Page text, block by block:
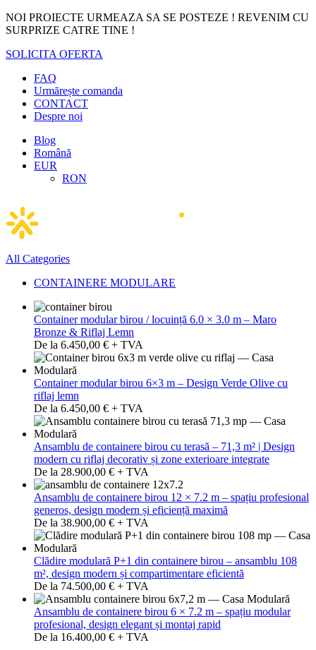
NOI PROIECTE URMEAZA SA SE POSTEZE ! REVENIM CU
SURPRIZE CATRE TINE !
SOLICITA OFERTA
FAQ
Urmărește comanda
CONTACT
Despre noi
Blog
Română
EUR
RON
All Categories
CONTAINERE MODULARE
Container modular birou / locuință 6.0 × 3.0 m – Maro
Bronze & Riflaj Lemn
De la 6.450,00 € + TVA
Container modular birou 6×3 m – Design Verde Olive cu
riflaj lemn
De la 6.450,00 € + TVA
Ansamblu de containere birou cu terasă – 71,3 m² | Design
modern cu riflaj decorativ și zone exterioare integrate
De la 28.900,00 € + TVA
Ansamblu de containere birou 12 × 7.2 m – spațiu profesional
generos, design modern și eficiență maximă
De la 38.900,00 € + TVA
Clădire modulară P+1 din containere birou – ansamblu 108
m², design modern și compartimentare eficientă
De la 74.500,00 € + TVA
Ansamblu de containere birou 6 × 7.2 m – spațiu modular
profesional, design elegant și montaj rapid
De la 16.400,00 € + TVA